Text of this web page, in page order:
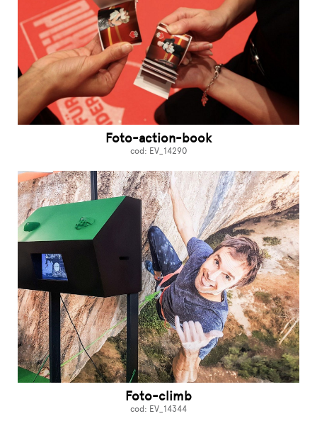
Foto-action-book
cod: EV_14290
Foto-climb
cod: EV_14344